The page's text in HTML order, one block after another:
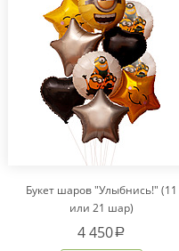
Букет шаров "Улыбнись!" (11
или 21 шар)
4 450a